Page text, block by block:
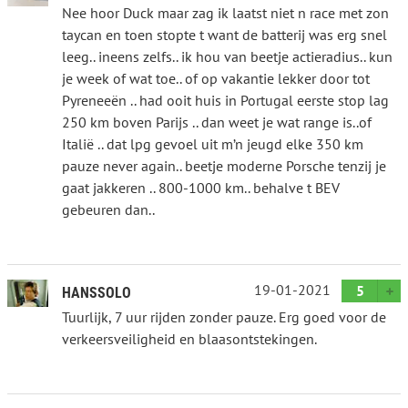
Nee hoor Duck maar zag ik laatst niet n race met zon
taycan en toen stopte t want de batterij was erg snel
leeg.. ineens zelfs.. ik hou van beetje actieradius.. kun
je week of wat toe.. of op vakantie lekker door tot
Pyreneeën .. had ooit huis in Portugal eerste stop lag
250 km boven Parijs .. dan weet je wat range is..of
Italië .. dat lpg gevoel uit m’n jeugd elke 350 km
pauze never again.. beetje moderne Porsche tenzij je
gaat jakkeren .. 800-1000 km.. behalve t BEV
gebeuren dan..
HANSSOLO 19-01-2021
5
Tuurlijk, 7 uur rijden zonder pauze. Erg goed voor de
verkeersveiligheid en blaasontstekingen.